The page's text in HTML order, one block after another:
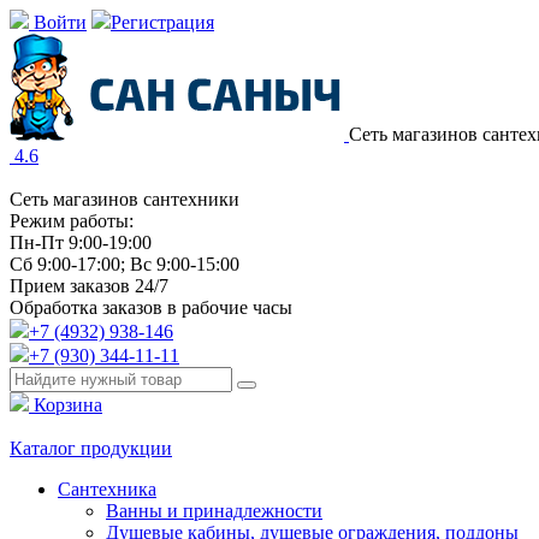
Войти Регистрация
Сеть магазинов
4.6
Сеть магазинов сантехники
Режим работы:
Пн-Пт 9:00-19:00
Сб 9:00-17:00; Вс 9:00-15:00
Прием заказов 24/7
Обработка заказов в рабочие часы
+7 (4932) 938-146
+7 (930) 344-11-11
Корзина
Каталог продукции
Сантехника
Ванны и принадлежности
Душевые кабины, душевые ограждения, поддоны